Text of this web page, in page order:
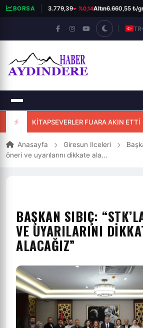
BORSA
BIST 100 13.779,39 %0,14Altın6.660,55 ₺/gr
TR
25. HİKMET OKUYAR ÖDÜLLÜ ŞİİR
Anasayfa Giresun Ilceleri
öneri ve uyarılarını dikkate ala...
BAŞKAN SIBIÇ:
VE UYARILARINI
ALACAĞIZ”